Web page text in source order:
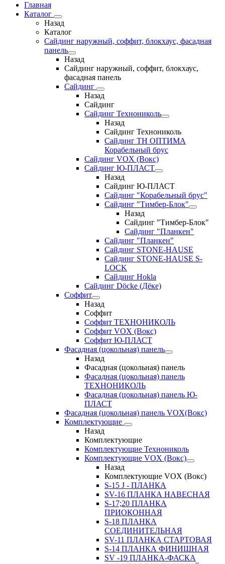
Главная
Каталог
Назад
Каталог
Сайдинг наружный, соффит, блокхаус, фасадная
панель
Назад
Сайдинг наружный, соффит, блокхаус,
фасадная панель
Сайдинг
Назад
Сайдинг
Сайдинг Технониколь
Назад
Сайдинг Технониколь
Сайдинг ТН ОПТИМА
Корабельный брус
Сайдинг VOX (Вокс)
Сайдинг Ю-ПЛАСТ
Назад
Сайдинг Ю-ПЛАСТ
Сайдинг "Корабельный брус"
Сайдинг "Тимбер-Блок"
Назад
Сайдинг "Тимбер-Блок"
Сайдинг "Планкен"
Сайдинг "Планкен"
Сайдинг STONE-HAUSE
Сайдинг STONE-HAUSE S-
LOCK
Сайдинг Hokla
Сайдинг Döcke (Дёке)
Соффит
Назад
Соффит
Соффит ТЕХНОНИКОЛЬ
Соффит VOX (Вокс)
Соффит Ю-ПЛАСТ
Фасадная (цокольная) панель
Назад
Фасадная (цокольная) панель
Фасадная (цокольная) панель
ТЕХНОНИКОЛЬ
Фасадная (цокольная) панель Ю-
ПЛАСТ
Фасадная (цокольная) панель VOX(Вокс)
Комплектующие
Назад
Комплектующие
Комплектующие Технониколь
Комплектующие VOX (Вокс)
Назад
Комплектующие VOX (Вокс)
S-15 J - ПЛАНКА
SV-16 ПЛАНКА НАВЕСНАЯ
S-17;20 ПЛАНКА
ПРИОКОННАЯ
S-18 ПЛАНКА
СОЕДИНИТЕЛЬНАЯ
SV-11 ПЛАНКА СТАРТОВАЯ
S-14 ПЛАНКА ФИНИШНАЯ
SV -19 ПЛАНКА-ФАСКА